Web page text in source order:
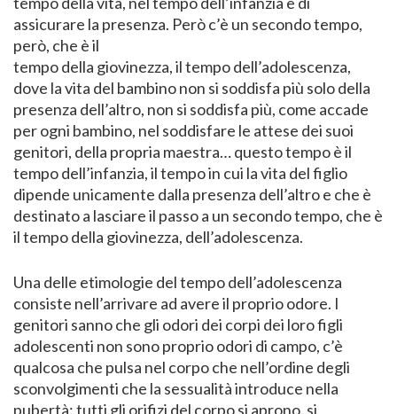
assicurare la presenza. Però c’è un secondo tempo,
però, che è il
tempo della giovinezza, il tempo dell’adolescenza,
dove la vita del bambino non si soddisfa più solo della
presenza dell’altro, non si soddisfa più, come accade
per ogni bambino, nel soddisfare le attese dei suoi
genitori, della propria maestra… questo tempo è il
tempo dell’infanzia, il tempo in cui la vita del figlio
dipende unicamente dalla presenza dell’altro e che è
destinato a lasciare il passo a un secondo tempo, che è
il tempo della giovinezza, dell’adolescenza.
Una delle etimologie del tempo dell’adolescenza
consiste nell’arrivare ad avere il proprio odore. I
genitori sanno che gli odori dei corpi dei loro figli
adolescenti non sono proprio odori di campo, c’è
qualcosa che pulsa nel corpo che nell’ordine degli
sconvolgimenti che la sessualità introduce nella
pubertà: tutti gli orifizi del corpo si aprono, si